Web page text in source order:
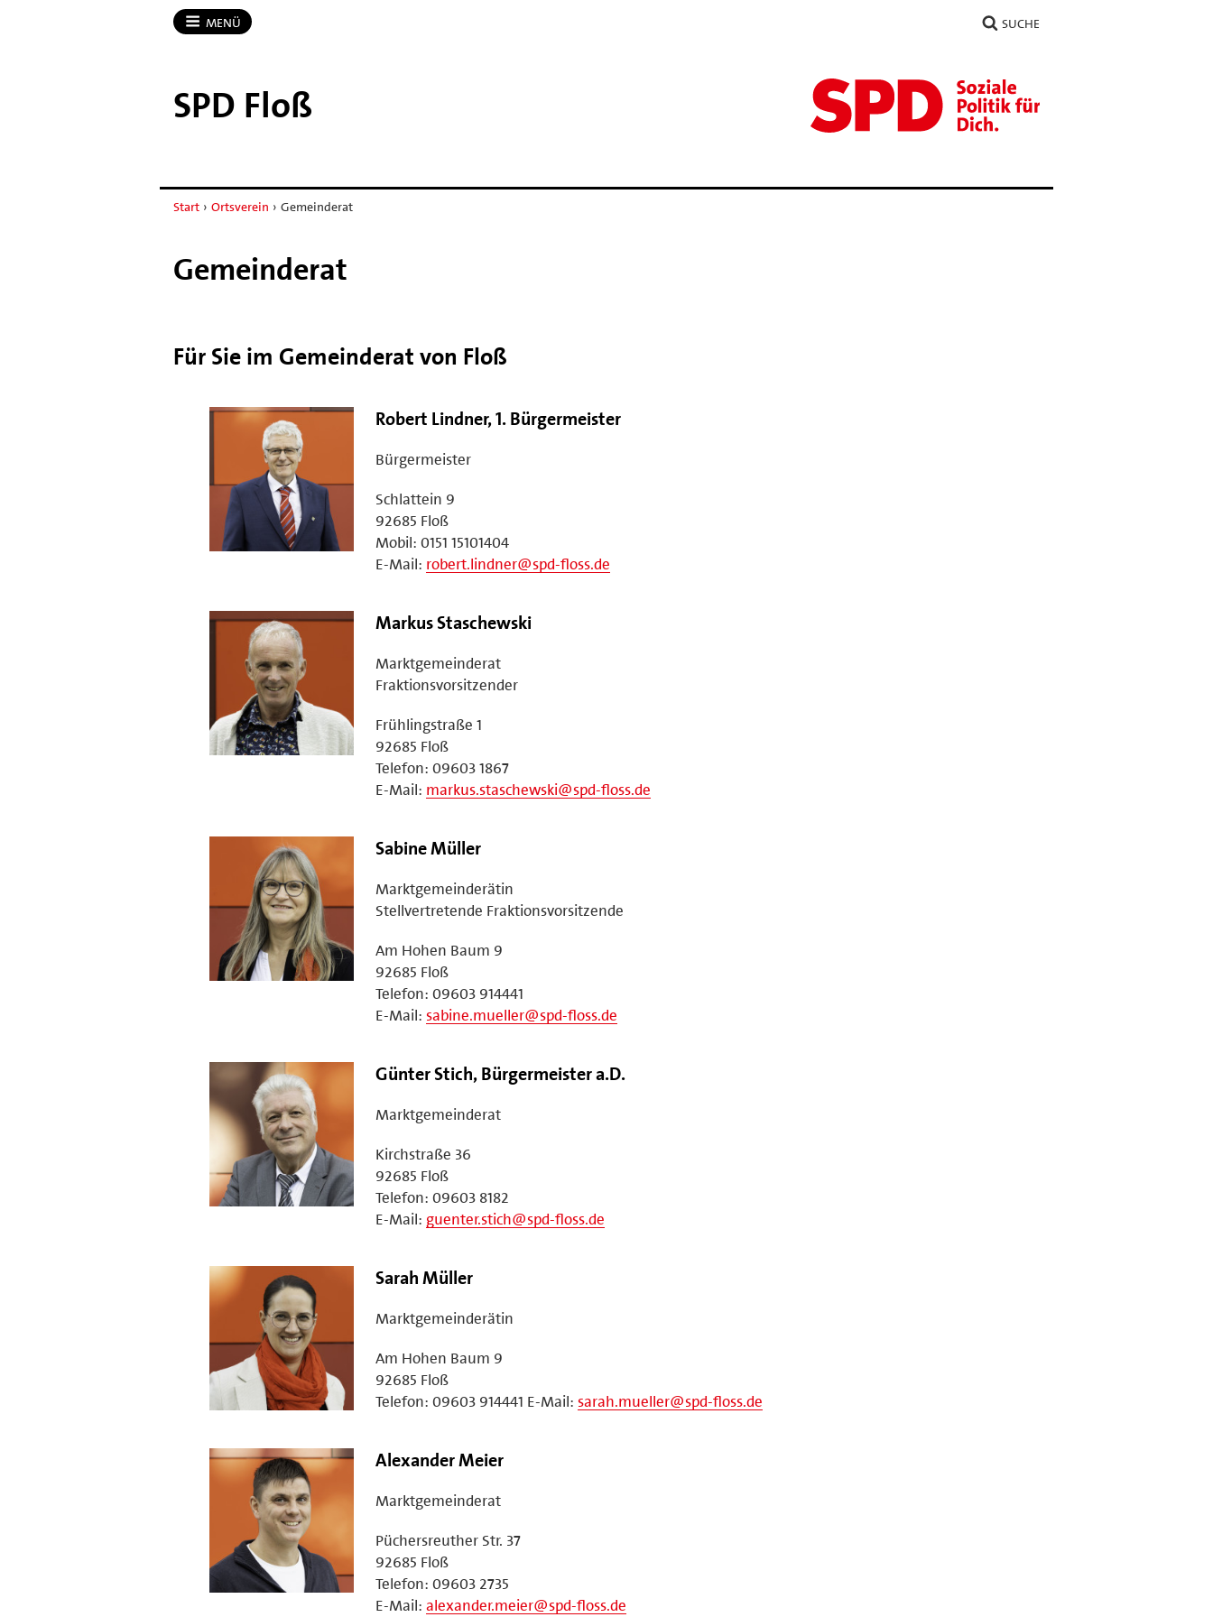
MENÜ SUCHE
SPD Floß
Start › Ortsverein › Gemeinderat
Gemeinderat
Für Sie im Gemeinderat von Floß
Robert Lindner, 1. Bürgermeister
Bürgermeister
Schlattein 9
92685 Floß
Mobil: 0151 15101404
E-Mail: robert.lindner@spd-floss.de
Markus Staschewski
Marktgemeinderat
Fraktionsvorsitzender
Frühlingstraße 1
92685 Floß
Telefon: 09603 1867
E-Mail: markus.staschewski@spd-floss.de
Sabine Müller
Marktgemeinderätin
Stellvertretende Fraktionsvorsitzende
Am Hohen Baum 9
92685 Floß
Telefon: 09603 914441
E-Mail: sabine.mueller@spd-floss.de
Günter Stich, Bürgermeister a.D.
Marktgemeinderat
Kirchstraße 36
92685 Floß
Telefon: 09603 8182
E-Mail: guenter.stich@spd-floss.de
Sarah Müller
Marktgemeinderätin
Am Hohen Baum 9
92685 Floß
Telefon: 09603 914441 E-Mail: sarah.mueller@spd-floss.de
Alexander Meier
Marktgemeinderat
Püchersreuther Str. 37
92685 Floß
Telefon: 09603 2735
E-Mail: alexander.meier@spd-floss.de